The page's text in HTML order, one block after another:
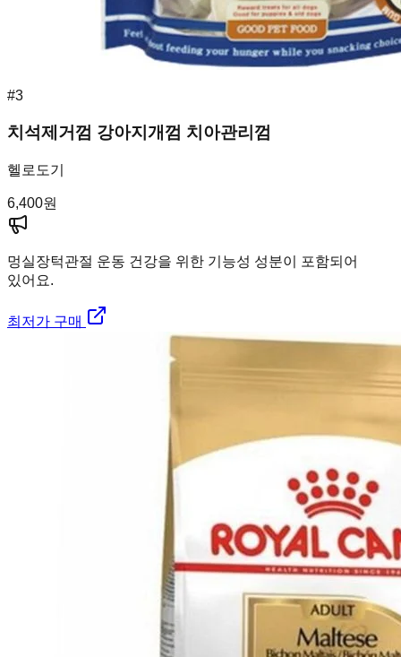
#3
치석제거껌 강아지개껌 치아관리껌
헬로도기
6,400원
멍실장턱관절 운동 건강을 위한 기능성 성분이 포함되어
있어요.
최저가 구매